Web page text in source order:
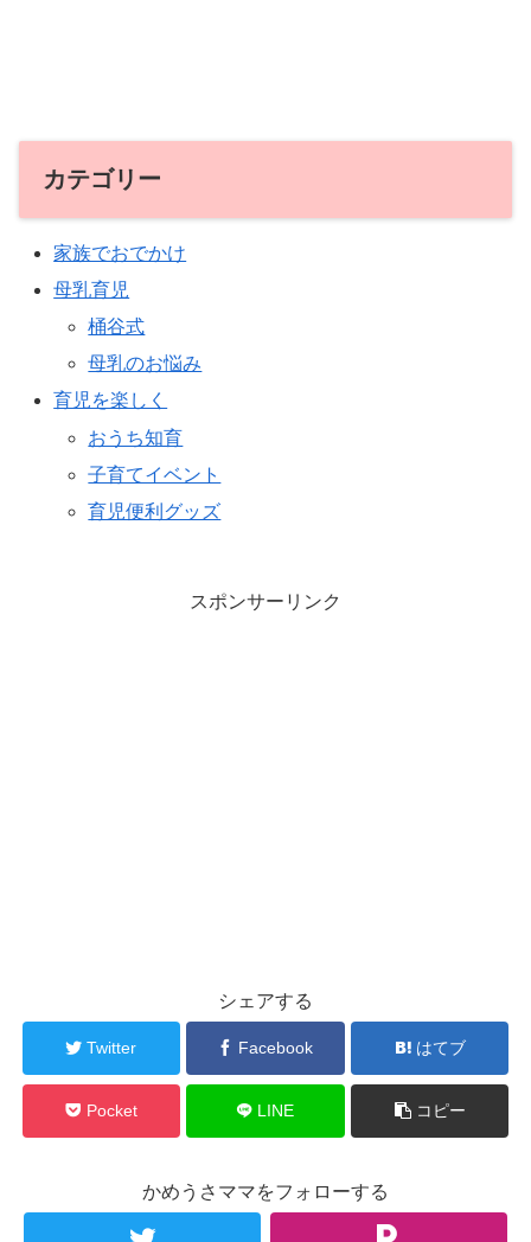
カテゴリー
家族でおでかけ
母乳育児
桶谷式
母乳のお悩み
育児を楽しく
おうち知育
子育てイベント
育児便利グッズ
スポンサーリンク
シェアする
Twitter Facebook はてブ
Pocket LINE コピー
かめうさママをフォローする